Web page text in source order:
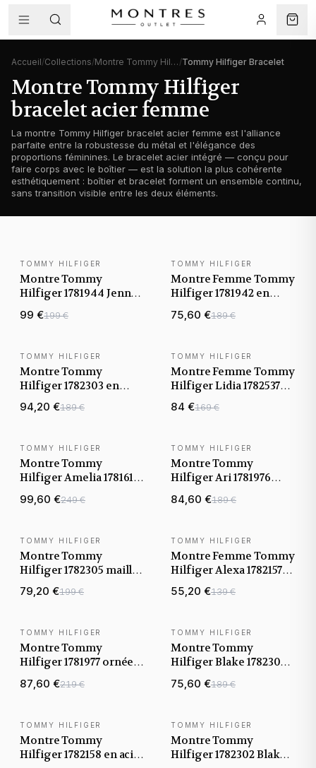
Accueil/Collections/ Montre Tommy Hilfiger femme /Tommy Hilfiger Bracelet
Montre Tommy Hilfiger
bracelet acier femme
La montre Tommy Hilfiger bracelet acier femme est l'alliance
parfaite entre la robustesse du métal et l'élégance des
proportions féminines. Le bracelet acier intégré — conçu pour
faire corps avec le boîtier — est la solution la plus cohérente
esthétiquement : boîtier et bracelet forment un ensemble continu,
sans transition visible entre les deux éléments.
BEST-SELLER
TOMMY HILFIGER
Montre Tommy
Hilfiger 1781944 Jenna
en maille milanaise or
rose
99 €199 €
TOMMY HILFIGER
Montre Femme Tommy
Hilfiger 1781942 en
acier avec bracelet
maille milanaise
75,60 €189 €
BEST-SELLER
TOMMY HILFIGER
Montre Tommy
Hilfiger 1782303 en
maille milanaise or
rose
94,20 €189 €
TOMMY HILFIGER
Montre Femme Tommy
Hilfiger Lidia 1782537
bracelet acier maille
milanaise argenté
84 €169 €
TOMMY HILFIGER
Montre Tommy
Hilfiger Amelia 1781611
en acier or rose
99,60 €249 €
TOMMY HILFIGER
Montre Tommy
Hilfiger Ari 1781976
cadran bleu ornée de
brillants
84,60 €189 €
TOMMY HILFIGER
Montre Tommy
Hilfiger 1782305 maille
milanaise bleue et
boîtier anthracite
79,20 €199 €
TOMMY HILFIGER
Montre Femme Tommy
Hilfiger Alexa 1782157
maille milanaise argent
55,20 €139 €
TOMMY HILFIGER
Montre Tommy
Hilfiger 1781977 ornée
de cristaux en acier or
jaune
87,60 €219 €
TOMMY HILFIGER
Montre Tommy
Hilfiger Blake 1782304
anthracite maille
milanaise
75,60 €189 €
TOMMY HILFIGER
Montre Tommy
Hilfiger 1782158 en acier
VENTE FLASH
TOMMY HILFIGER
Montre Tommy
Hilfiger 1782302 Blake